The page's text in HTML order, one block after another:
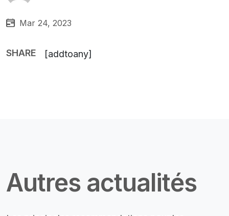
Mar 24, 2023
SHARE [addtoany]
Autres actualités